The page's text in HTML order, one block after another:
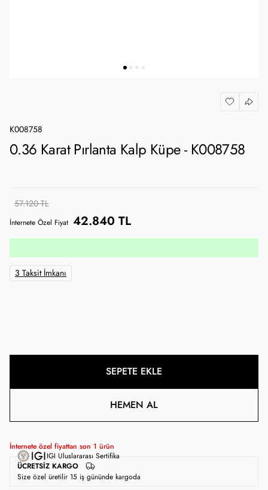
K008758
0.36 Karat Pırlanta Kalp Küpe - K008758
57.120 TL
İnternete Özel Fiyat 42.840 TL
3 Taksit İmkanı
SEPETE EKLE
HEMEN AL
İnternete özel fiyattan son 1 ürün
ÜCRETSIZ KARGO
IGI Uluslararası Sertifika
Size özel üretilir 15 iş gününde kargoda